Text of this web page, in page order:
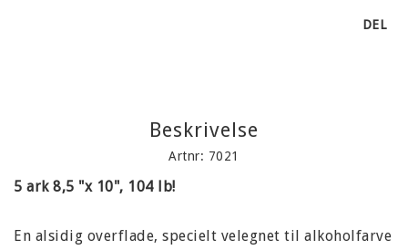
DEL
Beskrivelse
Artnr: 7021
5 ark 8,5 "x 10", 104 lb!
En alsidig overflade, specielt velegnet til alkoholfarve